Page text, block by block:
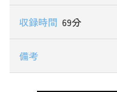
69分